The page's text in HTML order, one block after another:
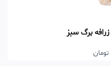
برگ سبز